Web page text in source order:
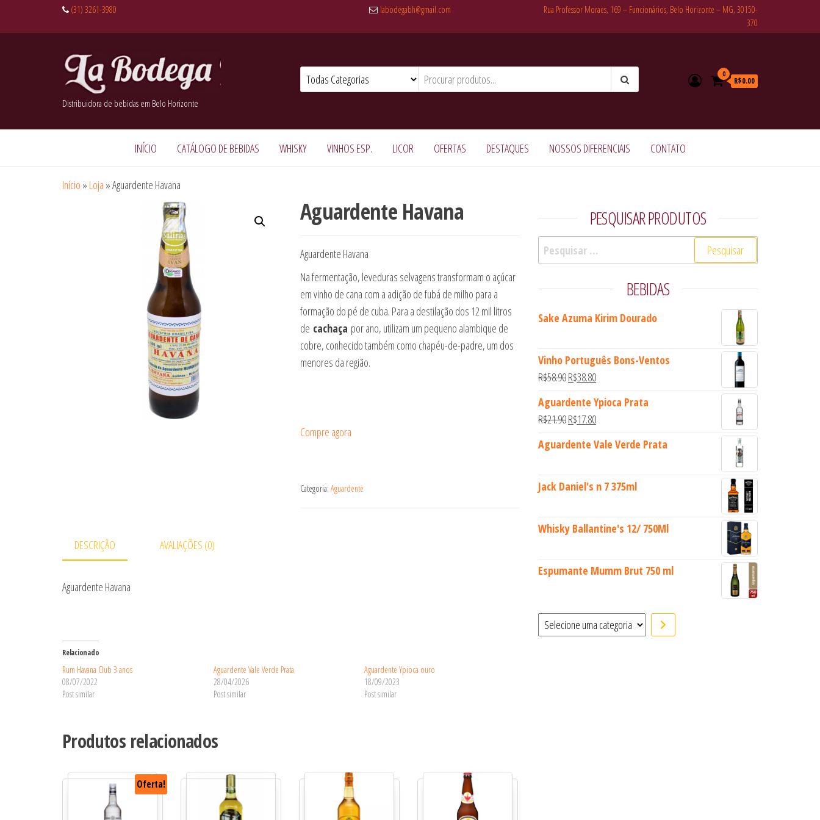
(31) 3261-3980 labodegabh@gmail.com
Rua Professor Moraes, 169 – Funcionários, Belo Horizonte – MG, 30150-
370
Distribuidora de bebidas em Belo Horizonte
0
R$0.00
INÍCIO CATÁLOGO DE BEBIDAS WHISKY VINHOS ESP. LICOR OFERTAS DESTAQUES NOSSOS DIFERENCIAIS CONTATO
Início » Loja »Aguardente Havana
Aguardente Havana
Aguardente Havana
Na fermentação, leveduras selvagens transformam o açúcar
em vinho de cana com a adição de fubá de milho para a
formação do pé de cuba. Para a destilação dos 12 mil litros
de cachaça por ano, utilizam um pequeno alambique de
cobre, conhecido também como chapéu-de-padre, um dos
menores da região.
Compre agora
Categoria: Aguardente
DESCRIÇÃO AVALIAÇÕES (0)
Aguardente Havana
Relacionado
Rum Havana Club 3 anos
08/07/2022
Post similar
Aguardente Vale Verde Prata
28/04/2026
Post similar
Aguardente Ypioca ouro
18/09/2023
Post similar
Produtos relacionados
Oferta!
PESQUISAR PRODUTOS
Pesquisar por:
BEBIDAS
Sake Azuma Kirim Dourado
Vinho Português Bons-Ventos
R$58.90O preço original era: R$58.90.
R$38.80O preço atual é: R$38.80.
Aguardente Ypioca Prata
R$21.90O preço original era: R$21.90.
R$17.80O preço atual é: R$17.80.
Aguardente Vale Verde Prata
Jack Daniel's n 7 375ml
Whisky Ballantine's 12/ 750Ml
Espumante Mumm Brut 750 ml
Selecione uma categoria